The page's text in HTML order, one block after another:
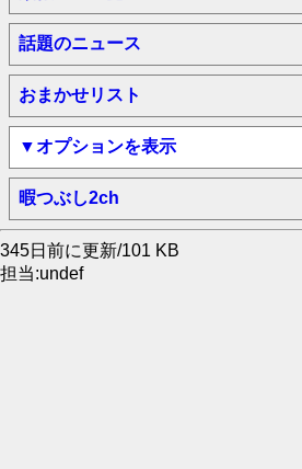
話題のニュース
おまかせリスト
▼オプションを表示
暇つぶし2ch
345日前に更新/101 KB
担当:undef